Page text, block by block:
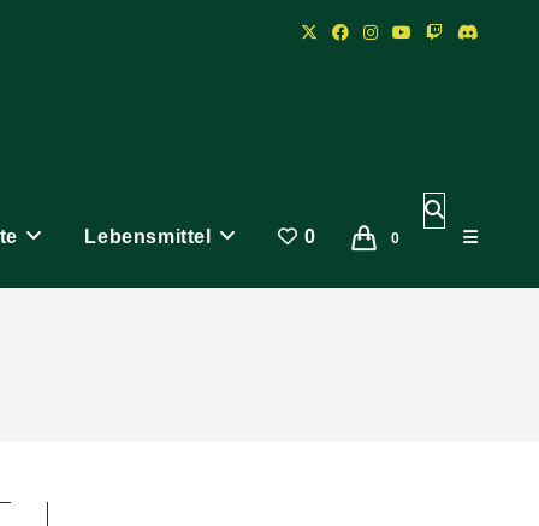
Lebensmittel 0 0
Website-
Suche